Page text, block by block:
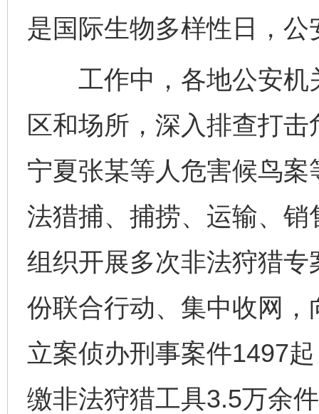
是国际生物多样性日，
工作中，各地公安机
区和场所，深入排查打
宁夏张某等人危害候鸟
法猎捕、捕捞、运输、
组织开展多次非法狩猎
份联合行动、集中收网
立案侦办刑事案件1497
缴非法狩猎工具3.5万余